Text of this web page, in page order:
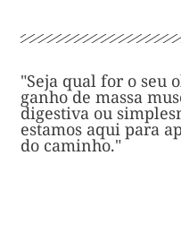
"Seja qual for o seu
ganho de massa
digestiva ou
estamos aqui para
do caminho."